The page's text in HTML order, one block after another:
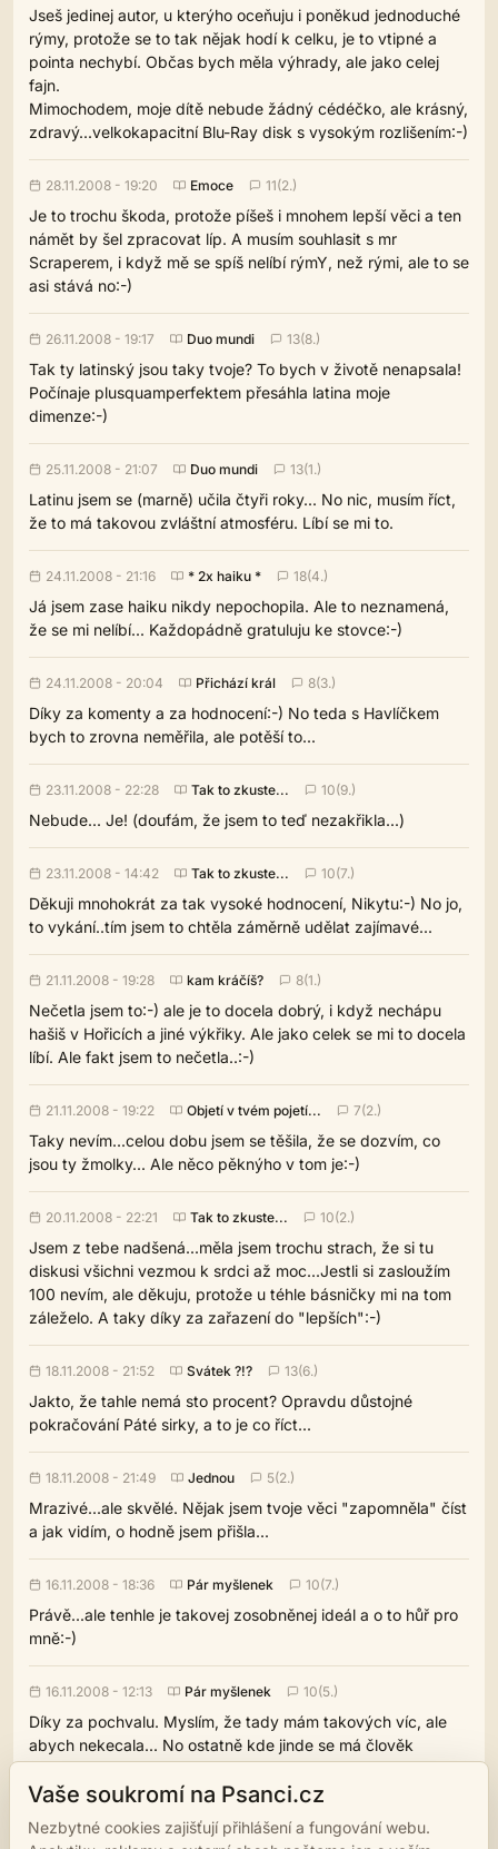
Jseš jedinej autor, u kterýho oceňuju i poněkud jednoduché
rýmy, protože se to tak nějak hodí k celku, je to vtipné a
pointa nechybí. Občas bych měla výhrady, ale jako celej
fajn.
Mimochodem, moje dítě nebude žádný cédéčko, ale krásný,
zdravý...velkokapacitní Blu-Ray disk s vysokým rozlišením:-)
28.11.2008 - 19:20 Emoce 11(2.)
Je to trochu škoda, protože píšeš i mnohem lepší věci a ten
námět by šel zpracovat líp. A musím souhlasit s mr
Scraperem, i když mě se spíš nelíbí rýmY, než rými, ale to se
asi stává no:-)
26.11.2008 - 19:17 Duo mundi 13(8.)
Tak ty latinský jsou taky tvoje? To bych v životě nenapsala!
Počínaje plusquamperfektem přesáhla latina moje
dimenze:-)
25.11.2008 - 21:07 Duo mundi 13(1.)
Latinu jsem se (marně) učila čtyři roky... No nic, musím říct,
že to má takovou zvláštní atmosféru. Líbí se mi to.
24.11.2008 - 21:16 * 2x haiku * 18(4.)
Já jsem zase haiku nikdy nepochopila. Ale to neznamená,
že se mi nelíbí... Každopádně gratuluju ke stovce:-)
24.11.2008 - 20:04 Přichází král 8(3.)
Díky za komenty a za hodnocení:-) No teda s Havlíčkem
bych to zrovna neměřila, ale potěší to...
23.11.2008 - 22:28 Tak to zkuste... 10(9.)
Nebude... Je! (doufám, že jsem to teď nezakřikla...)
23.11.2008 - 14:42 Tak to zkuste... 10(7.)
Děkuji mnohokrát za tak vysoké hodnocení, Nikytu:-) No jo,
to vykání..tím jsem to chtěla záměrně udělat zajímavé...
21.11.2008 - 19:28 kam kráčíš? 8(1.)
Nečetla jsem to:-) ale je to docela dobrý, i když nechápu
hašiš v Hořicích a jiné výkřiky. Ale jako celek se mi to docela
líbí. Ale fakt jsem to nečetla..:-)
21.11.2008 - 19:22 Objetí v tvém pojetí... 7(2.)
Taky nevím...celou dobu jsem se těšila, že se dozvím, co
jsou ty žmolky... Ale něco pěknýho v tom je:-)
20.11.2008 - 22:21 Tak to zkuste... 10(2.)
Jsem z tebe nadšená...měla jsem trochu strach, že si tu
diskusi všichni vezmou k srdci až moc...Jestli si zasloužím
100 nevím, ale děkuju, protože u téhle básničky mi na tom
záleželo. A taky díky za zařazení do "lepších":-)
18.11.2008 - 21:52 Svátek ?!? 13(6.)
Jakto, že tahle nemá sto procent? Opravdu důstojné
pokračování Páté sirky, a to je co říct...
18.11.2008 - 21:49 Jednou 5(2.)
Mrazivé...ale skvělé. Nějak jsem tvoje věci "zapomněla" číst
a jak vidím, o hodně jsem přišla...
16.11.2008 - 18:36 Pár myšlenek 10(7.)
Právě...ale tenhle je takovej zosobněnej ideál a o to hůř pro
mně:-)
16.11.2008 - 12:13 Pár myšlenek 10(5.)
Díky za pochvalu. Myslím, že tady mám takových víc, ale
abych nekecala... No ostatně kde jinde se má člověk
inspirovat, než v životě. Navíc u mě je to tak, že s každým
průšvihem toho vždycky hodně napíšu, jinak nic
Vaše soukromí na Psanci.cz
Nezbytné cookies zajišťují přihlášení a fungování webu.